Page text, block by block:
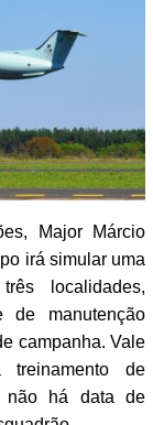
Major Márcio
irá simular uma
localidades,
de manutenção
campanha. Vale
de
não há data de